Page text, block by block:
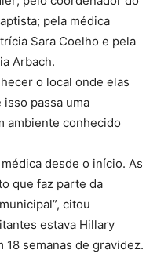
pela médica
Sara Coelho e pela
Arbach.
o local onde elas
passa uma
ambiente conhecido
desde o início. As
que faz parte da
citou
estava Hillary
18 semanas de gravidez.